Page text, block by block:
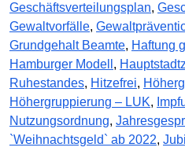
Geschäftsverteilungsplan,
Gewaltvorfälle,
Grundgehalt Beamte, Haftung
Hamburger Modell ,
Ruhestandes, Hitzefrei,
Höhergruppierung – LUK,
Nutzungsordnung,
`Weihnachtsgeld` ab 2022,